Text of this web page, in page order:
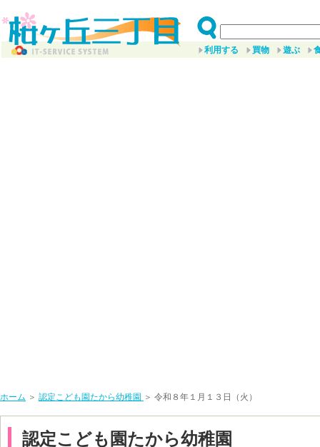
利用する 買物 遊ぶ
ホーム ＞ 認定こども園たから幼稚園 ＞ 令和８年１月１３日（火）
認定こども園たから幼稚園